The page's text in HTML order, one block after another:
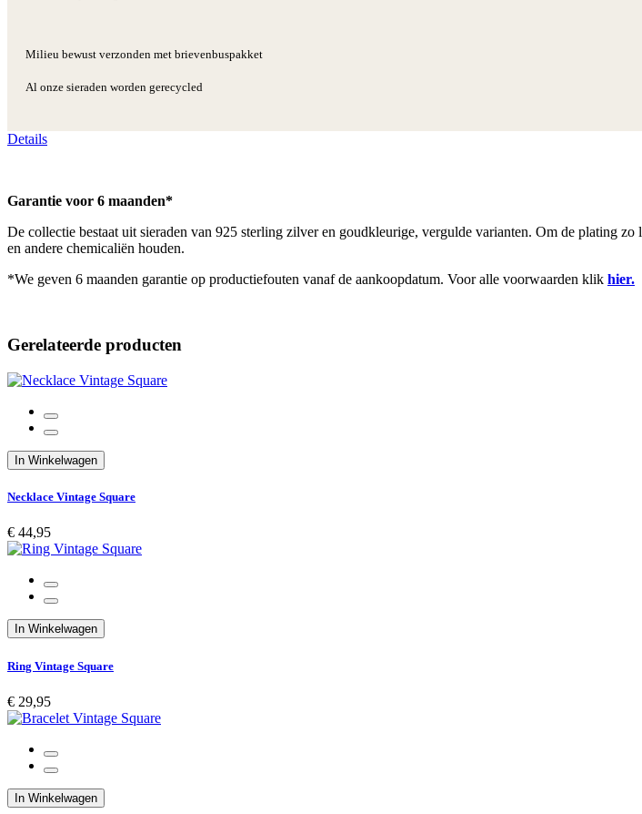
Milieu bewust verzonden met brievenbuspakket
Al onze sieraden worden gerecycled
Details
Garantie voor 6 maanden*
De collectie bestaat uit sieraden van 925 sterling zilver en goudkleurige, vergulde varianten. Om de plating
en andere chemicaliën houden.
*We geven 6 maanden garantie op productiefouten vanaf de aankoopdatum. Voor alle voorwaarden klik hier.
Gerelateerde producten
In Winkelwagen
Necklace Vintage Square
€ 44,95
In Winkelwagen
Ring Vintage Square
€ 29,95
In Winkelwagen